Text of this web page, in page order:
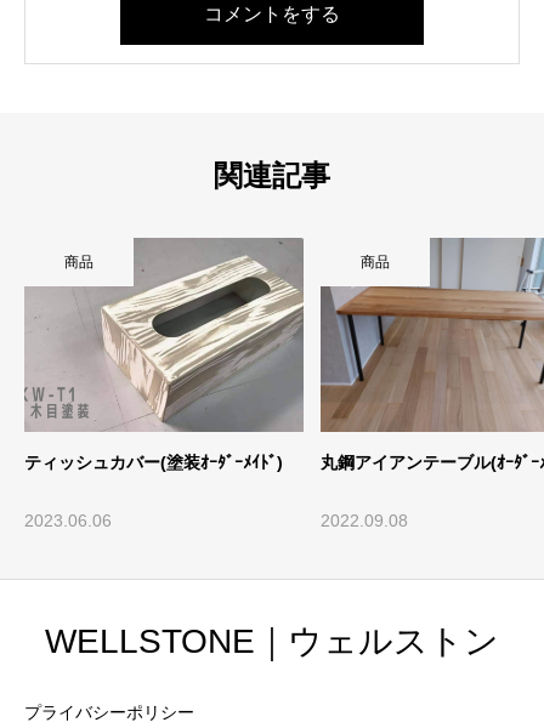
コメントをする
関連記事
ティッシュカバー(塗装ｵｰﾀﾞｰﾒｲﾄﾞ)
2023.06.06
商品
丸鋼アイアンテーブル(ｵｰﾀﾞｰ
2022.09.08
商品
WELLSTONE｜ウェルストン
プライバシーポリシー